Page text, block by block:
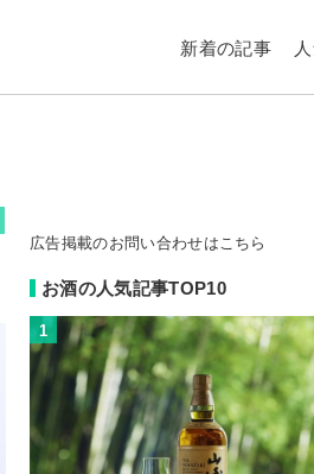
新着の記事
広告掲載のお問い合わせはこちら
お酒の人気記事TOP10
1